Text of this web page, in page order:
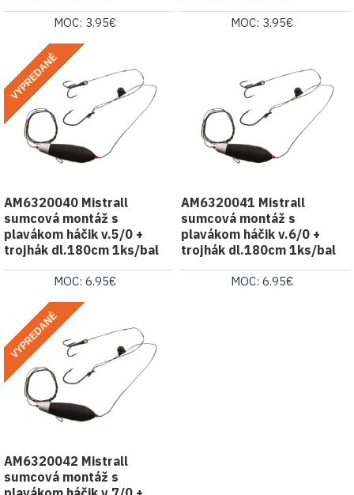
MOC: 3.95€ MOC: 3.95€
VYPREDANÉ
AM6320040 Mistrall
sumcová montáž s
plavákom háčik v.5/0 +
trojhák dl.180cm 1ks/bal
MOC: 6.95€
AM6320041 Mistrall
sumcová montáž s
plavákom háčik v.6/0 +
trojhák dl.180cm 1ks/bal
MOC: 6.95€
VYPREDANÉ
AM6320042 Mistrall
sumcová montáž s